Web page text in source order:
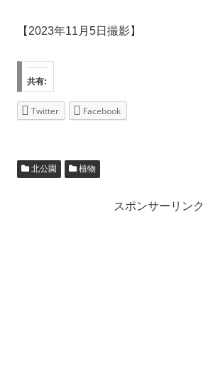
【2023年11月5日撮影】
共有:
Twitter Facebook
北公園 植物
スポンサーリンク